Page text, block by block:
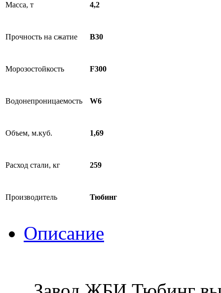
Масса, т 4,2
Прочность на сжатие B30
Морозостойкость F300
Водонепроницаемость W6
Объем, м.куб. 1,69
Расход стали, кг 259
Производитель Тюбинг
Описание